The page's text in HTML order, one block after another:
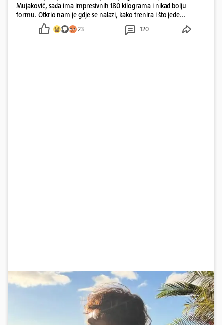
Mujaković, sada ima impresivnih 180 kilograma i nikad bolju
formu. Otkrio nam je gdje se nalazi, kako trenira i što jede...
23 120